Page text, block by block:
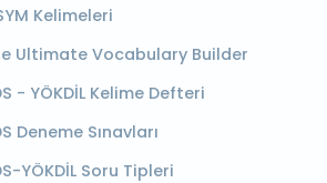
Kelimeleri
Ultimate Vocabulary Builder
- YÖKDİL Kelime Defteri
Deneme Sınavları
YÖKDİL Soru Tipleri